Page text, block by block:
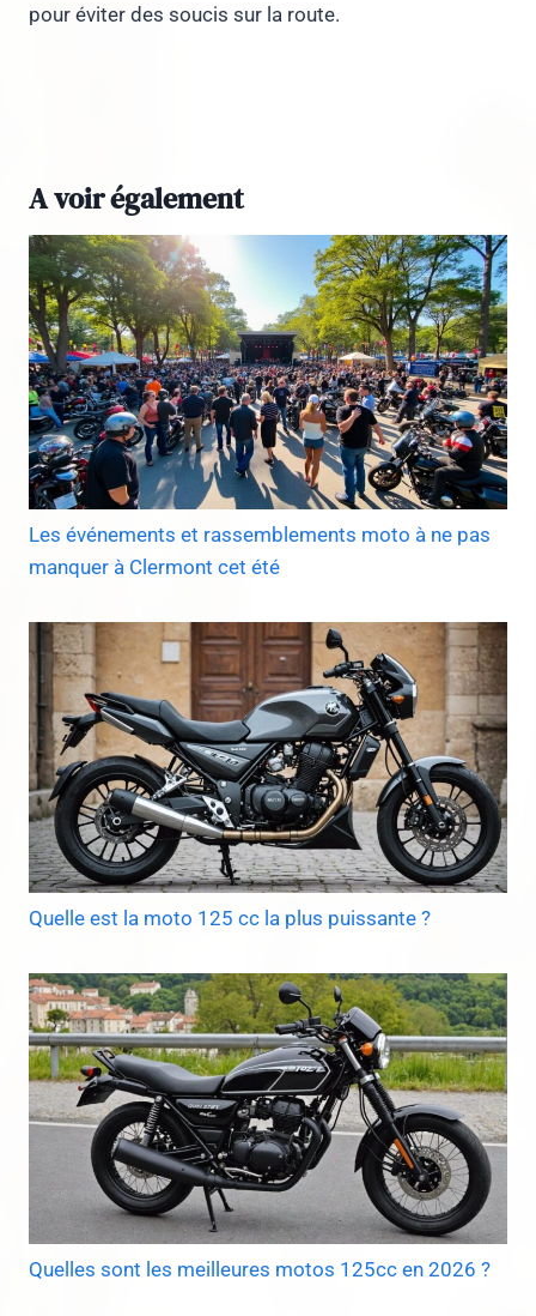
pour éviter des soucis sur la route.
A voir également
Les événements et rassemblements moto à ne pas
manquer à Clermont cet été
Quelle est la moto 125 cc la plus puissante ?
Quelles sont les meilleures motos 125cc en 2026 ?